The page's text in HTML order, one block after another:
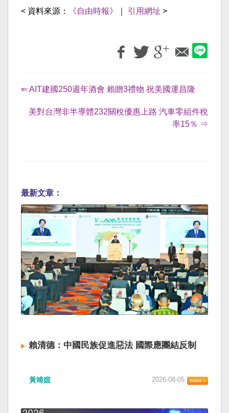
< 資料來源： 《自由時報》 引用網址 >
⇐ AIT建國250週年酒會 賴贈3禮物 祝美國運昌隆
美對台灣非半導體232關稅優惠上路 汽車零組件稅
率15％ ⇒
最新文章：
賴清德：中國民族促進惡法 國際應團結反制
黃靖媗 2026-08-05